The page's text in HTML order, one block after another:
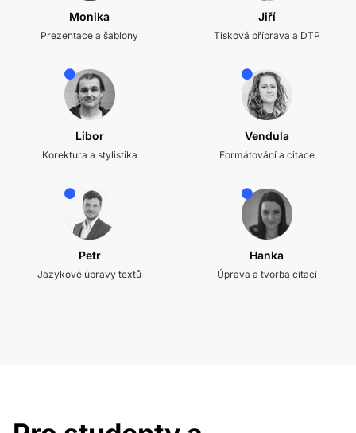
Monika
Prezentace a šablony
Jiří
Tisková příprava a DTP
Libor
Korektura a stylistika
Vendula
Formátování a citace
Petr
Jazykové úpravy textů
Hanka
Úprava a tvorba citací